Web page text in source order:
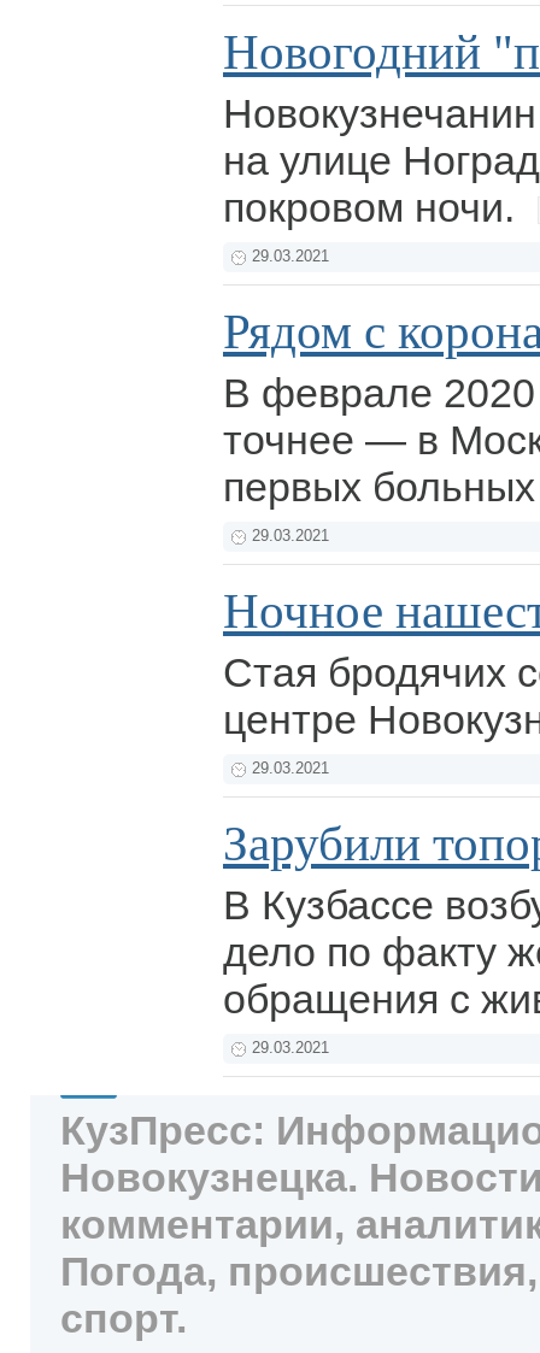
Новогодний
на улице
покровом ночи.
29.03.2021
Рядом с
В феврале 2020
точнее — в
первых
29.03.2021
Ночное
Стая бродячих
центре
29.03.2021
Зарубили
В Кузбассе
дело по факту
обращения с
29.03.2021
КузПресс:
Новокузнецка.
комментарии,
Погода,
спорт.